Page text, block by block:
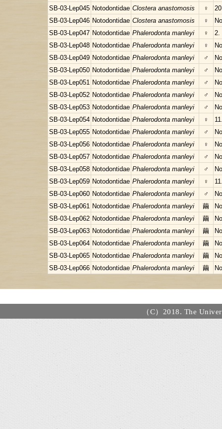
SB-03-Lep045 Notodontidae Clostera anastomosis ♀
SB-03-Lep046 Notodontidae Clostera anastomosis ♀
SB-03-Lep047 Notodontidae Phalerodonta manleyi ♀
2.
SB-03-Lep048 Notodontidae Phalerodonta manleyi ♀
SB-03-Lep049 Notodontidae Phalerodonta manleyi ♂
SB-03-Lep050 Notodontidae Phalerodonta manleyi ♂
SB-03-Lep051 Notodontidae Phalerodonta manleyi ♂
SB-03-Lep052 Notodontidae Phalerodonta manleyi ♂
SB-03-Lep053 Notodontidae Phalerodonta manleyi ♂
SB-03-Lep054 Notodontidae Phalerodonta manleyi ♀
SB-03-Lep055 Notodontidae Phalerodonta manleyi ♂
SB-03-Lep056 Notodontidae Phalerodonta manleyi ♀
SB-03-Lep057 Notodontidae Phalerodonta manleyi ♂
SB-03-Lep058 Notodontidae Phalerodonta manleyi ♂
SB-03-Lep059 Notodontidae Phalerodonta manleyi ♀
SB-03-Lep060 Notodontidae Phalerodonta manleyi ♂
SB-03-Lep061 Notodontidae Phalerodonta manleyi 繭
SB-03-Lep062 Notodontidae Phalerodonta manleyi 繭
SB-03-Lep063 Notodontidae Phalerodonta manleyi 繭
SB-03-Lep064 Notodontidae Phalerodonta manleyi 繭
SB-03-Lep065 Notodontidae Phalerodonta manleyi 繭
SB-03-Lep066 Notodontidae Phalerodonta manleyi 繭
（C）2018. The